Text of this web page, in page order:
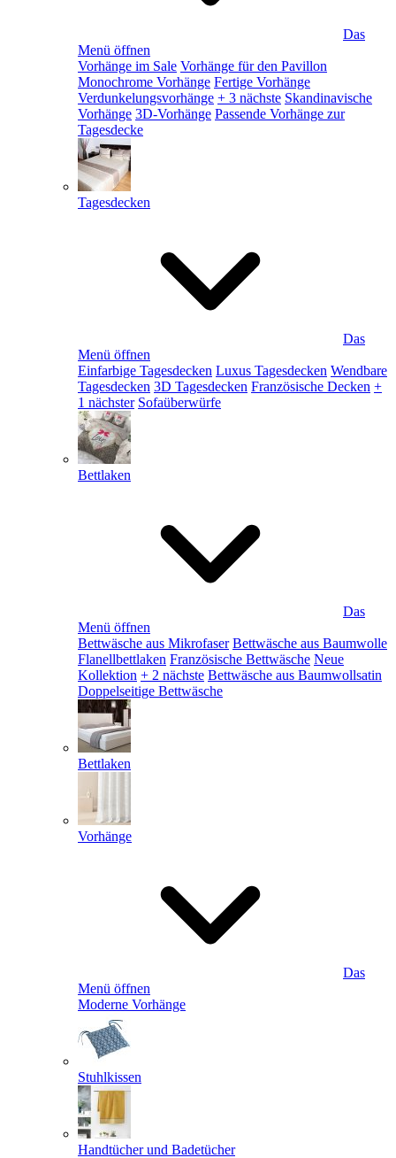
Das
Menü öffnen
Vorhänge im Sale Vorhänge für den Pavillon
Monochrome Vorhänge Fertige Vorhänge
Verdunkelungsvorhänge + 3 nächste Skandinavische
Vorhänge 3D-Vorhänge Passende Vorhänge zur
Tagesdecke
Tagesdecken
Das
Menü öffnen
Einfarbige Tagesdecken Luxus Tagesdecken Wendbare
Tagesdecken 3D Tagesdecken Französische Decken +
1 nächster Sofaüberwürfe
Bettlaken
Das
Menü öffnen
Bettwäsche aus Mikrofaser Bettwäsche aus Baumwolle
Flanellbettlaken Französische Bettwäsche Neue
Kollektion + 2 nächste Bettwäsche aus Baumwollsatin
Doppelseitige Bettwäsche
Bettlaken
Vorhänge
Das
Menü öffnen
Moderne Vorhänge
Stuhlkissen
Handtücher und Badetücher